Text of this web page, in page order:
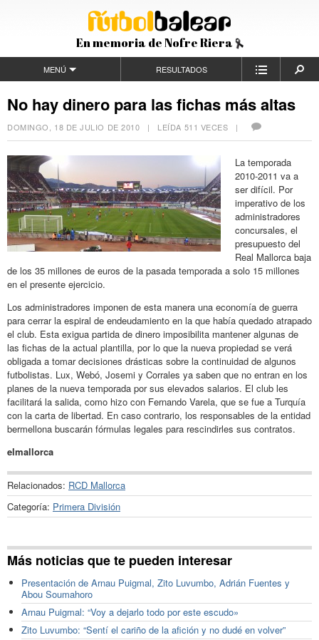
En memoria de Nofre Riera
MENÚ RESULTADOS
No hay dinero para las fichas más altas
DOMINGO, 18 DE JULIO DE 2010 | LEÍDA 511 VECES |
La temporada
2010-2011 va a
ser difícil. Por
imperativo de los
administradores
concursales, el
presupuesto del
Real Mallorca baja
de los 35 millones de euros de la pasada temporada a solo 15 millones
en el presente ejercicio.
Los administradores imponen de esta manera una economía de guerra
para cerrar la espiral de endeudamiento en la que había quedado atrapado
el club. Esta exigua partida de dinero imposibilita mantener algunas de
las fichas de la actual plantilla, por lo que la nueva propiedad se verá
obligada a tomar decisiones drásticas sobre la continuidad de algunos
futbolistas. Lux, Webó, Josemi y Corrales ya saben que no entran en los
planes de la nueva temporada por sus elevados salarios. El club les
facilitará la salida, como hizo con Fernando Varela, que se fue a Turquía
con la carta de libertad. En caso contrario, los responsables de la entidad
bermellona buscarán fórmulas legales para rescindirles sus contratos.
elmallorca
Relacionados: RCD Mallorca
Categoría: Primera División
Más noticias que te pueden interesar
Presentación de Arnau Puigmal, Zito Luvumbo, Adrián Fuentes y
Abou Soumahoro
Arnau Puigmal: “Voy a dejarlo todo por este escudo»
Zito Luvumbo: “Sentí el cariño de la afición y no dudé en volver”